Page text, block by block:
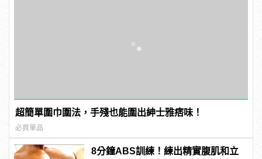
超簡單圍巾圍法，手殘也能圍出紳士雅痞味！
必買單品
8分鐘ABS訓練！練出精實腹肌和立